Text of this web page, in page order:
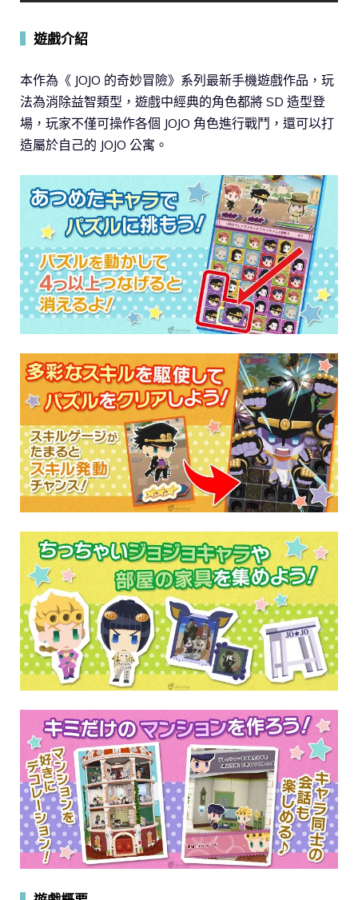
遊戲介紹
本作為《 JOJO 的奇妙冒險》系列最新手機遊戲作品，玩
法為消除益智類型，遊戲中經典的角色都將 SD 造型登
場，玩家不僅可操作各個 JOJO 角色進行戰鬥，還可以打
造屬於自己的 JOJO 公寓。